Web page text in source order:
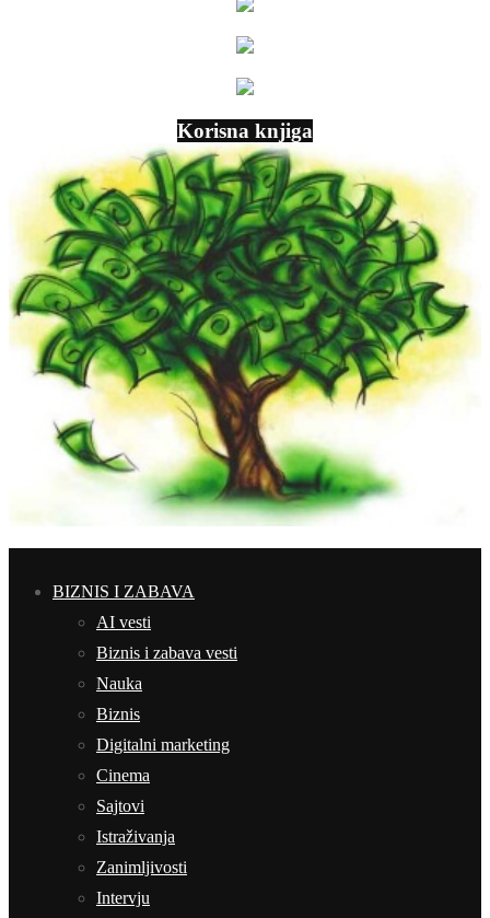
Korisna knjiga
BIZNIS I ZABAVA
AI vesti
Biznis i zabava vesti
Nauka
Biznis
Digitalni marketing
Cinema
Sajtovi
Istraživanja
Zanimljivosti
Intervju